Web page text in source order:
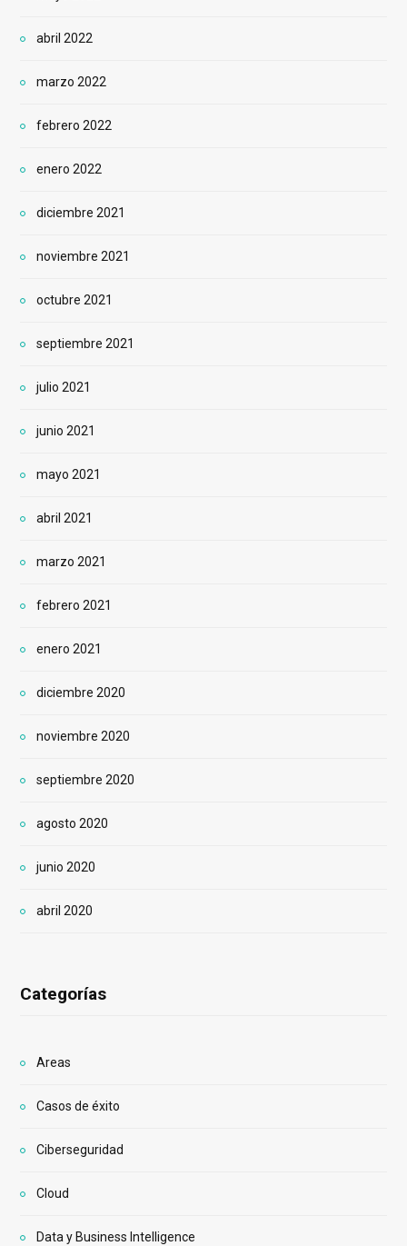
abril 2022
marzo 2022
febrero 2022
enero 2022
diciembre 2021
noviembre 2021
octubre 2021
septiembre 2021
julio 2021
junio 2021
mayo 2021
abril 2021
marzo 2021
febrero 2021
enero 2021
diciembre 2020
noviembre 2020
septiembre 2020
agosto 2020
junio 2020
abril 2020
Categorías
Areas
Casos de éxito
Ciberseguridad
Cloud
Data y Business Intelligence